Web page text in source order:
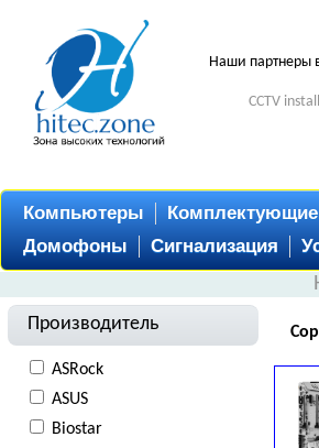
Наши партнеры
CCTV
Компьютеры Комплектующие
Домофоны
Сигнализация
Производитель
ASRock
ASUS
Biostar